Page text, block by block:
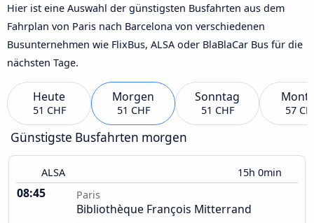
Hier ist eine Auswahl der günstigsten Busfahrten aus dem
Fahrplan von Paris nach Barcelona von verschiedenen
Busunternehmen wie FlixBus, ALSA oder BlaBlaCar Bus für die
nächsten Tage.
Heute
51 CHF
Morgen
51 CHF
Sonntag
51 CHF 57
Günstigste Busfahrten morgen
ALSA 15h 0min
08:45 Paris
Bibliothèque François Mitterrand